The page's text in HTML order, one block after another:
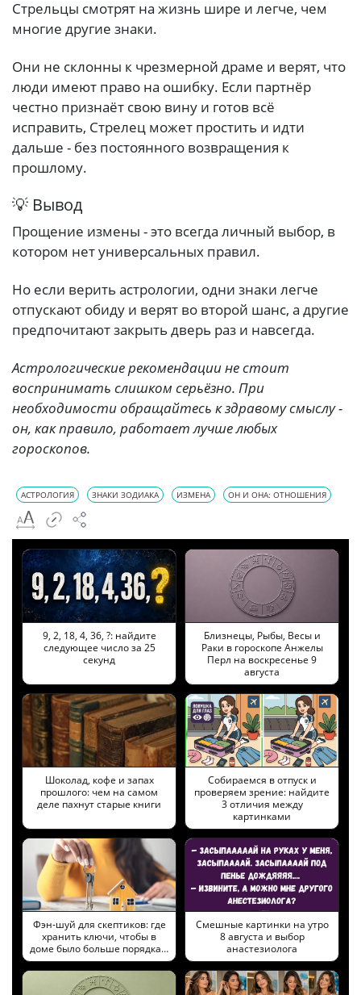
Стрельцы смотрят на жизнь шире и легче, чем
многие другие знаки.
Они не склонны к чрезмерной драме и верят, что
люди имеют право на ошибку. Если партнёр
честно признаёт свою вину и готов всё
исправить, Стрелец может простить и идти
дальше - без постоянного возвращения к
прошлому.
💡 Вывод
Прощение измены - это всегда личный выбор, в
котором нет универсальных правил.
Но если верить астрологии, одни знаки легче
отпускают обиду и верят во второй шанс, а другие
предпочитают закрыть дверь раз и навсегда.
Астрологические рекомендации не стоит
воспринимать слишком серьёзно. При
необходимости обращайтесь к здравому смыслу -
он, как правило, работает лучше любых
гороскопов.
АСТРОЛОГИЯ ЗНАКИ ЗОДИАКА ИЗМЕНА ОН И ОНА: ОТНОШЕНИЯ
9, 2, 18, 4, 36, ?: найдите
следующее число за 25
секунд
Близнецы, Рыбы, Весы и
Раки в гороскопе Анжелы
Перл на воскресенье 9
августа
Шоколад, кофе и запах
прошлого: чем на самом
деле пахнут старые книги
Собираемся в отпуск и
проверяем зрение: найдите
3 отличия между
картинками
Фэн-шуй для скептиков: где
хранить ключи, чтобы в
доме было больше порядка…
Смешные картинки на утро
8 августа и выбор
анастезиолога